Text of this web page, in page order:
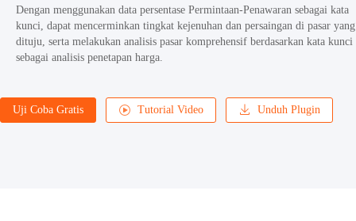
Dengan menggunakan data persentase Permintaan-Penawaran sebagai kata
kunci, dapat mencerminkan tingkat kejenuhan dan persaingan di pasar yang
dituju, serta melakukan analisis pasar komprehensif berdasarkan kata kunci
sebagai analisis penetapan harga.
Uji Coba Gratis Tutorial Video Unduh Plugin